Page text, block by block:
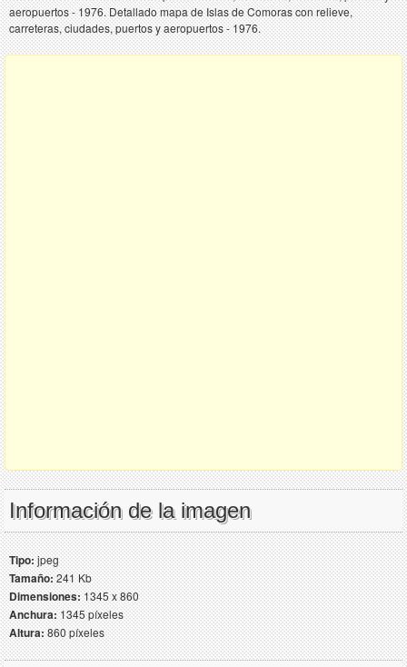
aeropuertos - 1976. Detallado mapa de Islas de Comoras con relieve,
carreteras, ciudades, puertos y aeropuertos - 1976.
Información de la imagen
Tipo:jpeg
Tamaño:241 Kb
Dimensiones:1345 x 860
Anchura:1345 píxeles
Altura:860 píxeles